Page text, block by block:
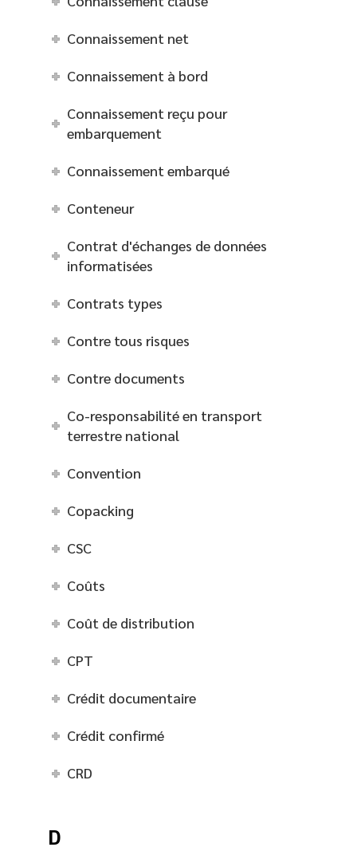
Connaissement net
Connaissement à bord
Connaissement reçu pour
embarquement
Connaissement embarqué
Conteneur
Contrat d'échanges de données
informatisées
Contrats types
Contre tous risques
Contre documents
Co-responsabilité en transport
terrestre national
Convention
Copacking
CSC
Coûts
Coût de distribution
CPT
Crédit documentaire
Crédit confirmé
CRD
D